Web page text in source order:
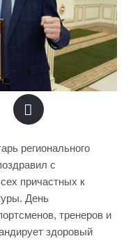
регионального
с
причастных к
День
тренеров и
здоровый